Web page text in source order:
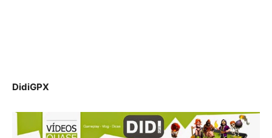
DidiGPX